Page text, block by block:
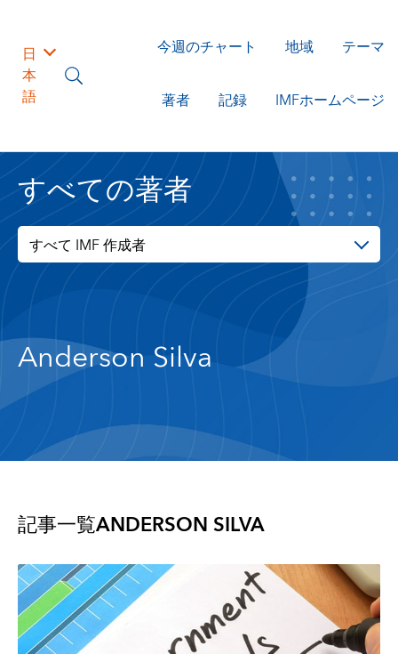
日
本
語
今週のチャート 地域 テーマ
著者 記録 IMFホームページ
すべての著者
すべて IMF 作成者
Anderson Silva
記事一覧ANDERSON SILVA